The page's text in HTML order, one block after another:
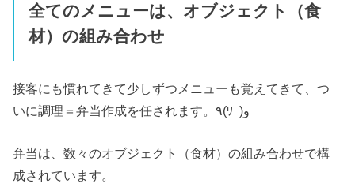
全てのメニューは、オブジェクト（食
材）の組み合わせ
接客にも慣れてきて少しずつメニューも覚えてきて、つ
いに調理＝弁当作成を任されます。٩(ﾜｰ)و
弁当は、数々のオブジェクト（食材）の組み合わせで構
成されています。